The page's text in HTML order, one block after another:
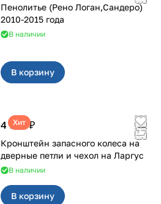
Пенолитье (Рено Логан,Сандеро)
2010-2015 года
В наличии
В корзину
Хит
4 700 ₽
Кронштейн запасного колеса на
дверные петли и чехол на Ларгус
В наличии
В корзину